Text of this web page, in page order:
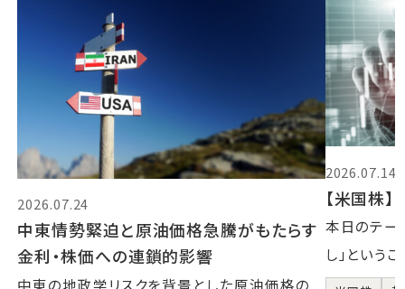
2026.07.24
中東情勢緊迫と原油価格急騰がもたらす
金利・株価への連鎖的影響
中東の地政学リスクを背景とした原油価格の
2026.07.14
【米国株
本日のテー
し」という